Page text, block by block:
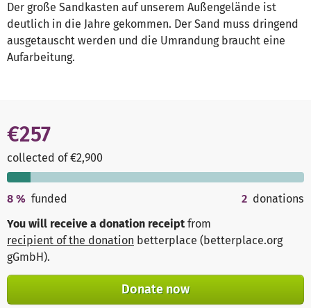
Der große Sandkasten auf unserem Außengelände ist
deutlich in die Jahre gekommen. Der Sand muss dringend
ausgetauscht werden und die Umrandung braucht eine
Aufarbeitung.
€257
collected of €2,900
8 % funded 2 donations
You will receive a donation receipt from
recipient of the donation betterplace (betterplace.org
gGmbH).
Donate now